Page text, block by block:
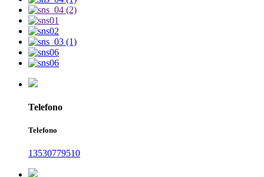
Telefono
Telefono
13530779510